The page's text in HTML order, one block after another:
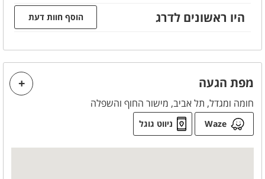
ניתן להוסיף בתוספת תשלום
אבזור מטבח
מיקרוגל
מקרר
היו ראשונים לדרג הוסף חוות דעת
מפת הגעה
חומה ומגדל, תל אביב, מישור החוף והשפלה
Waze ניווט גוגל